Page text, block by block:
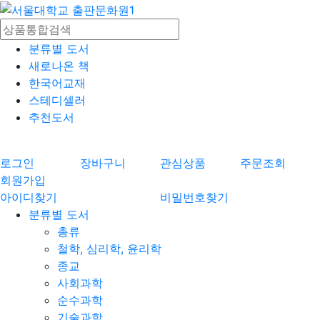
분류별 도서
새로나온 책
한국어교재
스테디셀러
추천도서
로그인 장바구니 관심상품
주문조회
회원가입
아이디찾기
비밀번호찾기
분류별 도서
총류
철학, 심리학, 윤리학
종교
사회과학
순수과학
기술과학